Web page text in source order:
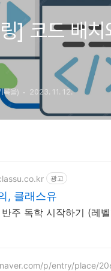
] 코드 배치
록을) 2023. 11. 12.
광고
, 클래스유
주 독학 시작하기 (레벨
p/entry/place/